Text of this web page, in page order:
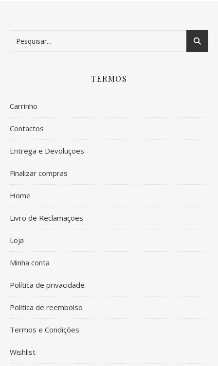
TERMOS
Carrinho
Contactos
Entrega e Devoluções
Finalizar compras
Home
Livro de Reclamações
Loja
Minha conta
Política de privacidade
Política de reembolso
Termos e Condições
Wishlist